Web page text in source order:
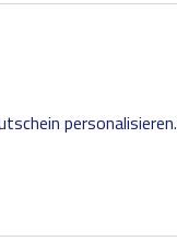
personalisieren.